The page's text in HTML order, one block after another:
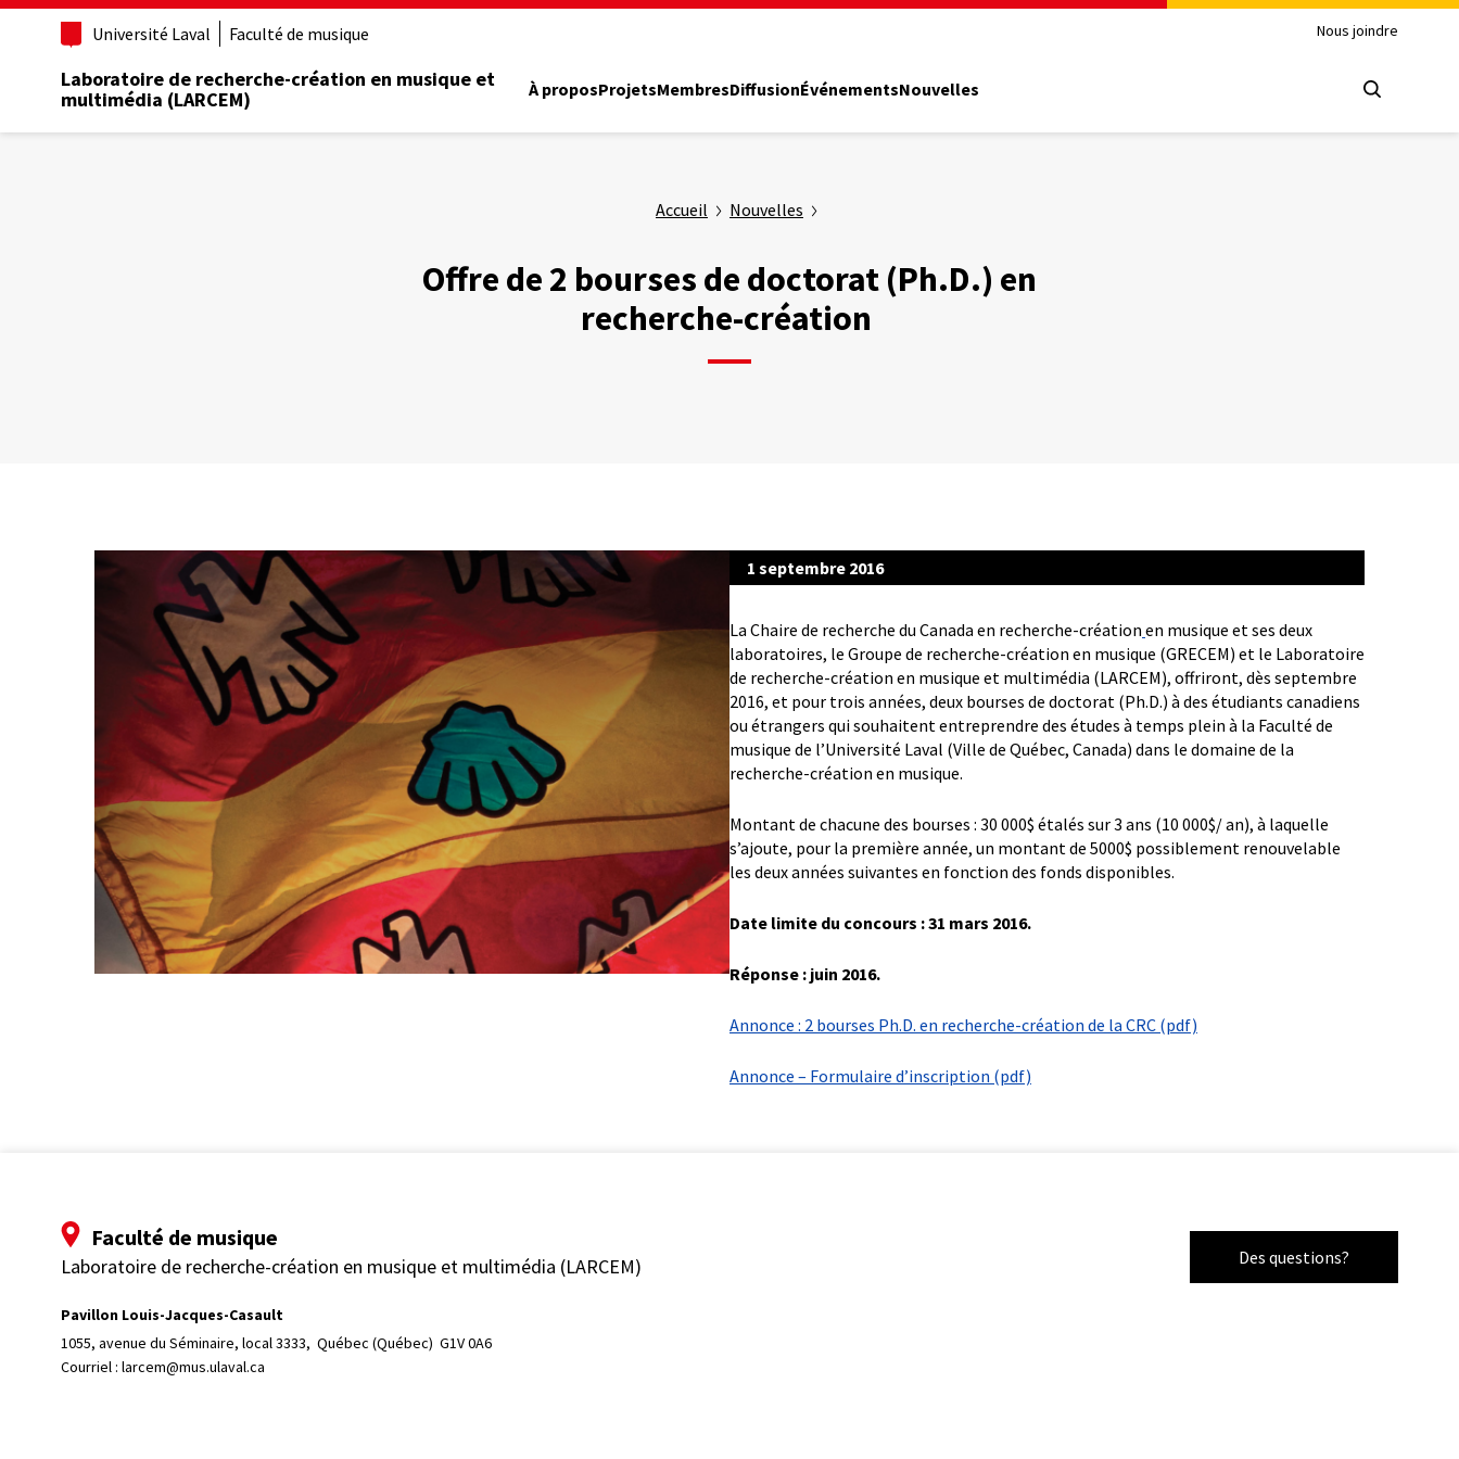
Aller
principal
Université Laval Faculté de musique Nous joindre
Laboratoire de recherche-création en musique et
multimédia (LARCEM)
À proposProjetsMembresDiffusionÉvénementsNouvelles
Accueil Nouvelles
Offre de 2 bourses de doctorat (Ph.D.) en
recherche-création
1 septembre 2016
La Chaire de recherche du Canada en recherche-création en musique et ses deux
laboratoires, le Groupe de recherche-création en musique (GRECEM) et le Laboratoire
de recherche-création en musique et multimédia (LARCEM), offriront, dès septembre
2016, et pour trois années, deux bourses de doctorat (Ph.D.) à des étudiants canadiens
ou étrangers qui souhaitent entreprendre des études à temps plein à la Faculté de
musique de l’Université Laval (Ville de Québec, Canada) dans le domaine de la
recherche-création en musique.
Montant de chacune des bourses : 30 000$ étalés sur 3 ans (10 000$/ an), à laquelle
s’ajoute, pour la première année, un montant de 5000$ possiblement renouvelable
les deux années suivantes en fonction des fonds disponibles.
Date limite du concours : 31 mars 2016.
Réponse : juin 2016.
Annonce : 2 bourses Ph.D. en recherche-création de la CRC (pdf)
Annonce – Formulaire d’inscription (pdf)
Faculté de musique
Laboratoire de recherche-création en musique et multimédia (LARCEM)
Pavillon Louis-Jacques-Casault
1055, avenue du Séminaire, local 3333, Québec (Québec)  G1V 0A6
Courriel : larcem@mus.ulaval.ca
Des questions?